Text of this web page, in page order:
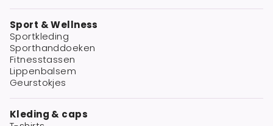
Sport & Wellness
Sportkleding
Sporthanddoeken
Fitnesstassen
Lippenbalsem
Geurstokjes
Kleding & caps